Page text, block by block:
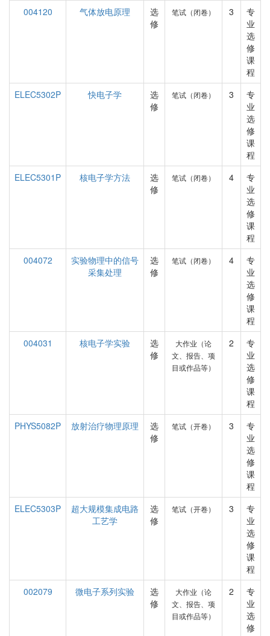
004120
气体放电原理
选
修
笔试（闭卷） 3
专
业
选
修
课
程
ELEC5302P
快电子学
选
修
笔试（闭卷） 3
专
业
选
修
课
程
ELEC5301P
核电子学方法
选
修
笔试（闭卷） 4
专
业
选
修
课
程
004072
实验物理中的信号
采集处理
选
修
笔试（闭卷） 4
专
业
选
修
课
程
004031
核电子学实验
选
修
大作业（论
文、报告、项
目或作品等）
2
专
业
选
修
课
程
PHYS5082P
放射治疗物理原理
选
修
笔试（开卷） 3
专
业
选
修
课
程
ELEC5303P
超大规模集成电路
工艺学
选
修
笔试（开卷） 3
专
业
选
修
课
程
002079
微电子系列实验
选
修
大作业（论
文、报告、项
目或作品等）
2
专
业
选
修